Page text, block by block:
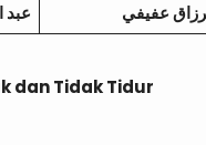
عبد عفيفي
dan Tidak Tidur